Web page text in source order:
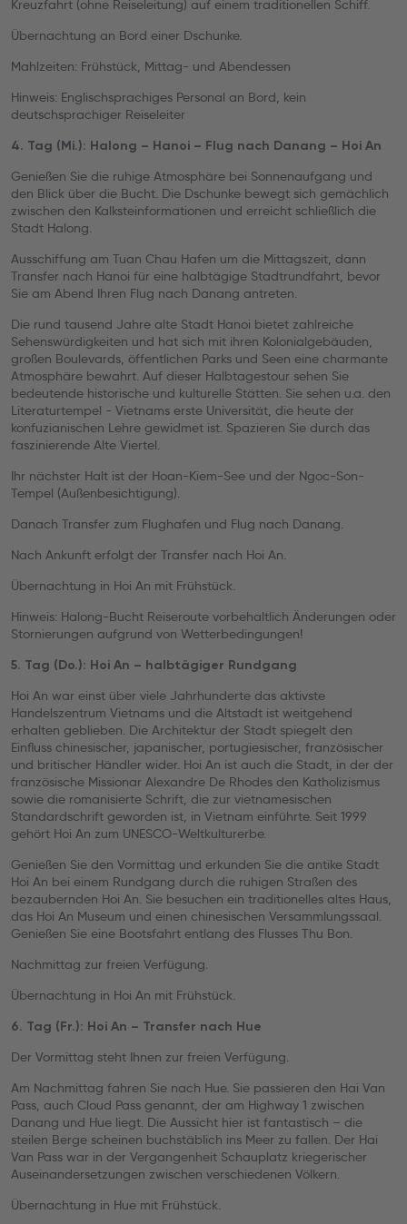
Kreuzfahrt (ohne Reiseleitung) auf einem traditionellen Schiff.
Übernachtung an Bord einer Dschunke.
Mahlzeiten: Frühstück, Mittag- und Abendessen
Hinweis: Englischsprachiges Personal an Bord, kein
deutschsprachiger Reiseleiter
4. Tag (Mi.): Halong – Hanoi – Flug nach Danang – Hoi An
Genießen Sie die ruhige Atmosphäre bei Sonnenaufgang und
den Blick über die Bucht. Die Dschunke bewegt sich gemächlich
zwischen den Kalksteinformationen und erreicht schließlich die
Stadt Halong.
Ausschiffung am Tuan Chau Hafen um die Mittagszeit, dann
Transfer nach Hanoi für eine halbtägige Stadtrundfahrt, bevor
Sie am Abend Ihren Flug nach Danang antreten.
Die rund tausend Jahre alte Stadt Hanoi bietet zahlreiche
Sehenswürdigkeiten und hat sich mit ihren Kolonialgebäuden,
großen Boulevards, öffentlichen Parks und Seen eine charmante
Atmosphäre bewahrt. Auf dieser Halbtagestour sehen Sie
bedeutende historische und kulturelle Stätten. Sie sehen u.a. den
Literaturtempel - Vietnams erste Universität, die heute der
konfuzianischen Lehre gewidmet ist. Spazieren Sie durch das
faszinierende Alte Viertel.
Ihr nächster Halt ist der Hoan-Kiem-See und der Ngoc-Son-
Tempel (Außenbesichtigung).
Danach Transfer zum Flughafen und Flug nach Danang.
Nach Ankunft erfolgt der Transfer nach Hoi An.
Übernachtung in Hoi An mit Frühstück.
Hinweis: Halong-Bucht Reiseroute vorbehaltlich Änderungen oder
Stornierungen aufgrund von Wetterbedingungen!
5. Tag (Do.): Hoi An – halbtägiger Rundgang
Hoi An war einst über viele Jahrhunderte das aktivste
Handelszentrum Vietnams und die Altstadt ist weitgehend
erhalten geblieben. Die Architektur der Stadt spiegelt den
Einfluss chinesischer, japanischer, portugiesischer, französischer
und britischer Händler wider. Hoi An ist auch die Stadt, in der der
französische Missionar Alexandre De Rhodes den Katholizismus
sowie die romanisierte Schrift, die zur vietnamesischen
Standardschrift geworden ist, in Vietnam einführte. Seit 1999
gehört Hoi An zum UNESCO-Weltkulturerbe.
Genießen Sie den Vormittag und erkunden Sie die antike Stadt
Hoi An bei einem Rundgang durch die ruhigen Straßen des
bezaubernden Hoi An. Sie besuchen ein traditionelles altes Haus,
das Hoi An Museum und einen chinesischen Versammlungssaal.
Genießen Sie eine Bootsfahrt entlang des Flusses Thu Bon.
Nachmittag zur freien Verfügung.
Übernachtung in Hoi An mit Frühstück.
6. Tag (Fr.): Hoi An – Transfer nach Hue
Der Vormittag steht Ihnen zur freien Verfügung.
Am Nachmittag fahren Sie nach Hue. Sie passieren den Hai Van
Pass, auch Cloud Pass genannt, der am Highway 1 zwischen
Danang und Hue liegt. Die Aussicht hier ist fantastisch – die
steilen Berge scheinen buchstäblich ins Meer zu fallen. Der Hai
Van Pass war in der Vergangenheit Schauplatz kriegerischer
Auseinandersetzungen zwischen verschiedenen Völkern.
Übernachtung in Hue mit Frühstück.